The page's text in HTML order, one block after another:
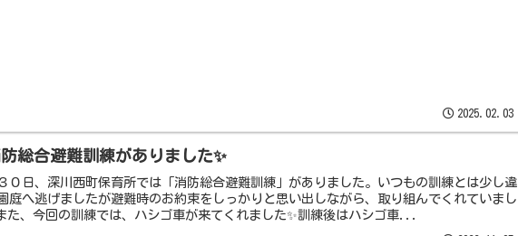
2025.02.03
防総合避難訓練がありました✨
０日、深川西町保育所では「消防総合避難訓練」がありました。いつもの訓練とは少し違
庭へ逃げましたが避難時のお約束をしっかりと思い出しながら、取り組んでくれていまし
た、今回の訓練では、ハシゴ車が来てくれました✨訓練後はハシゴ車...